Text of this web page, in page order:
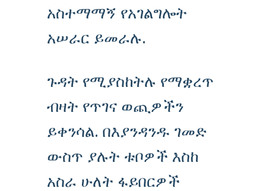
አስተማማኝ የአገልግሎት
አሠራር ይመራሉ.
ጉዳት የሚያስከትሉ የማቋረጥ
ብዛት የጥገና ወጪዎችን
ይቀንሳል. በእያንዳንዱ ገመድ
ውስጥ ያሉት ቱቦዎች እስከ
አስራ ሁለት ፋይበርዎች